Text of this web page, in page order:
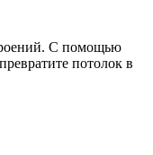
С помощью
потолок в